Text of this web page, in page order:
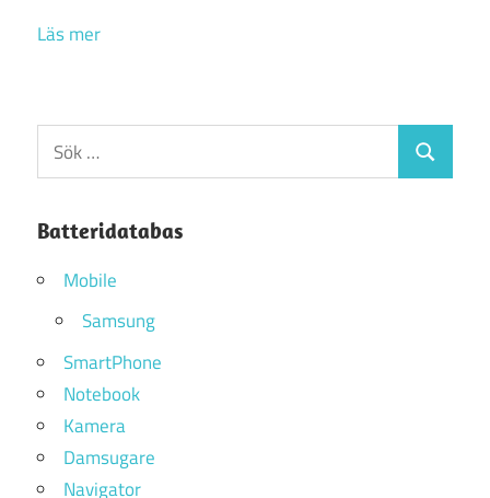
Läs mer
Sök
efter:
Sök
Batteridatabas
Mobile
Samsung
SmartPhone
Notebook
Kamera
Damsugare
Navigator